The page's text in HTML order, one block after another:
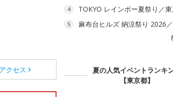
クセス
4 TOKYO レインボー夏祭り／
5
麻布台ヒルズ 納涼祭り 2026
夏の人気イベントランキ
【東京都】